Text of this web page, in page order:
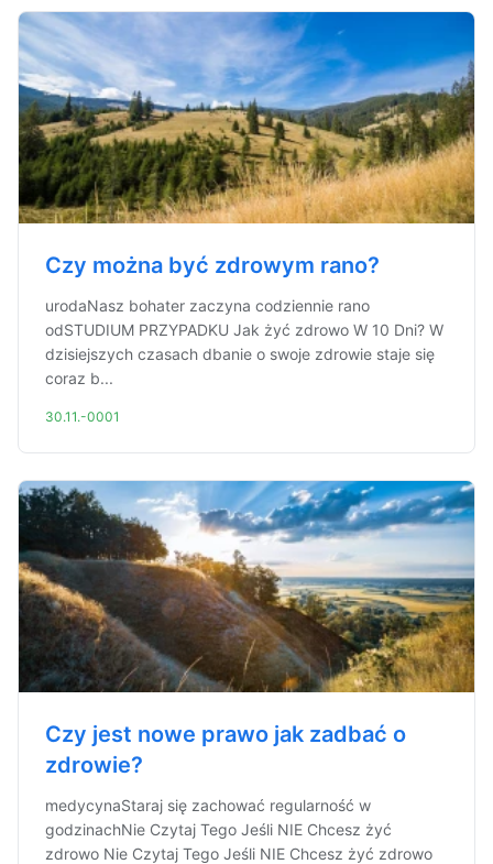
Czy można być zdrowym rano?
urodaNasz bohater zaczyna codziennie rano
odSTUDIUM PRZYPADKU Jak żyć zdrowo W 10 Dni? W
dzisiejszych czasach dbanie o swoje zdrowie staje się
coraz b...
30.11.-0001
Czy jest nowe prawo jak zadbać o
zdrowie?
medycynaStaraj się zachować regularność w
godzinachNie Czytaj Tego Jeśli NIE Chcesz żyć
zdrowo Nie Czytaj Tego Jeśli NIE Chcesz żyć zdrowo